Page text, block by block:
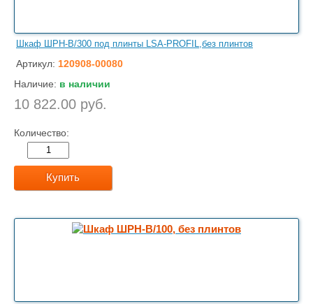
Шкаф ШРН-В/300 под плинты LSA-PROFIL,без плинтов
Артикул: 120908-00080
Наличие: в наличии
10 822.00 руб.
Количество:
Купить